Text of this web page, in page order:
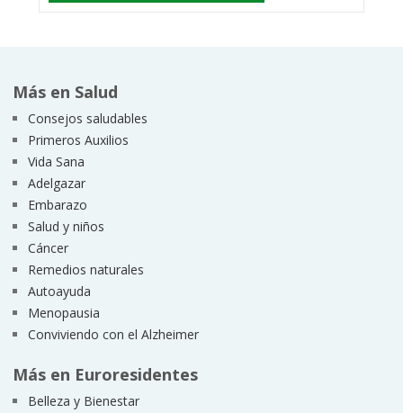
Más en Salud
Consejos saludables
Primeros Auxilios
Vida Sana
Adelgazar
Embarazo
Salud y niños
Cáncer
Remedios naturales
Autoayuda
Menopausia
Conviviendo con el Alzheimer
Más en Euroresidentes
Belleza y Bienestar